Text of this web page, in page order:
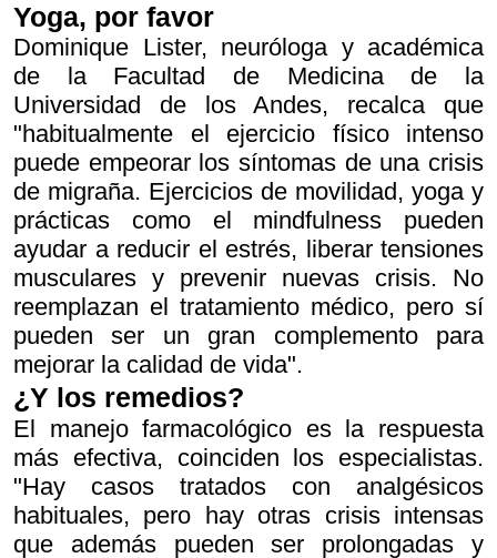
Yoga, por favor
Dominique Lister, neuróloga y académica
de la Facultad de Medicina de la
Universidad de los Andes, recalca que
"habitualmente el ejercicio físico intenso
puede empeorar los síntomas de una crisis
de migraña. Ejercicios de movilidad, yoga y
prácticas como el mindfulness pueden
ayudar a reducir el estrés, liberar tensiones
musculares y prevenir nuevas crisis. No
reemplazan el tratamiento médico, pero sí
pueden ser un gran complemento para
mejorar la calidad de vida".
¿Y los remedios?
El manejo farmacológico es la respuesta
más efectiva, coinciden los especialistas.
"Hay casos tratados con analgésicos
habituales, pero hay otras crisis intensas
que además pueden ser prolongadas y